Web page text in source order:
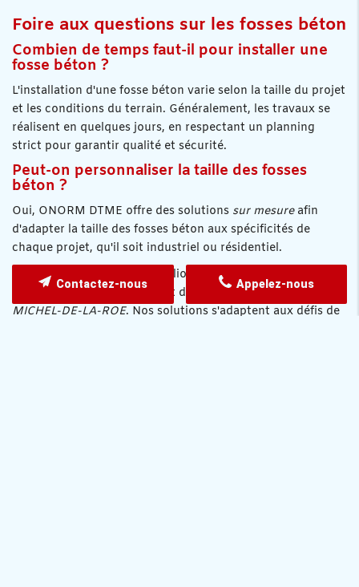
Foire aux questions sur les fosses béton
Combien de temps faut-il pour installer une
fosse béton ?
L'installation d'une fosse béton varie selon la taille du projet
et les conditions du terrain. Généralement, les travaux se
réalisent en quelques jours, en respectant un planning
strict pour garantir qualité et sécurité.
Peut-on personnaliser la taille des fosses
béton ?
Oui, ONORM DTME offre des solutions sur mesureafin
d'adapter la taille des fosses béton aux spécificités de
chaque projet, qu'il soit industriel ou résidentiel.
Chez ONORM DTME, nous allions expertise technique et
savoir-faire local, intervenant dans et autour de SAINT-
MICHEL-DE-LA-ROE. Nos solutions s'adaptent aux défis de
Appelez-nous
Contactez-nous